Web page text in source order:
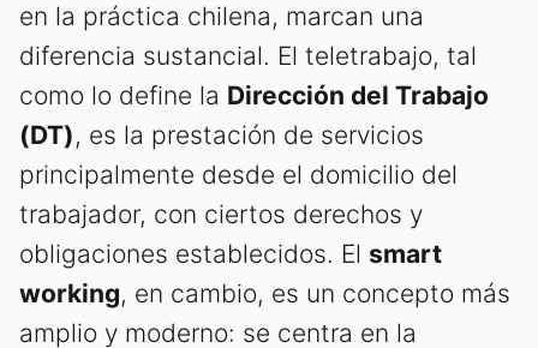
en la práctica chilena, marcan una
diferencia sustancial. El teletrabajo, tal
como lo define la Dirección del Trabajo
(DT), es la prestación de servicios
principalmente desde el domicilio del
trabajador, con ciertos derechos y
obligaciones establecidos. El smart
working, en cambio, es un concepto más
amplio y moderno: se centra en la